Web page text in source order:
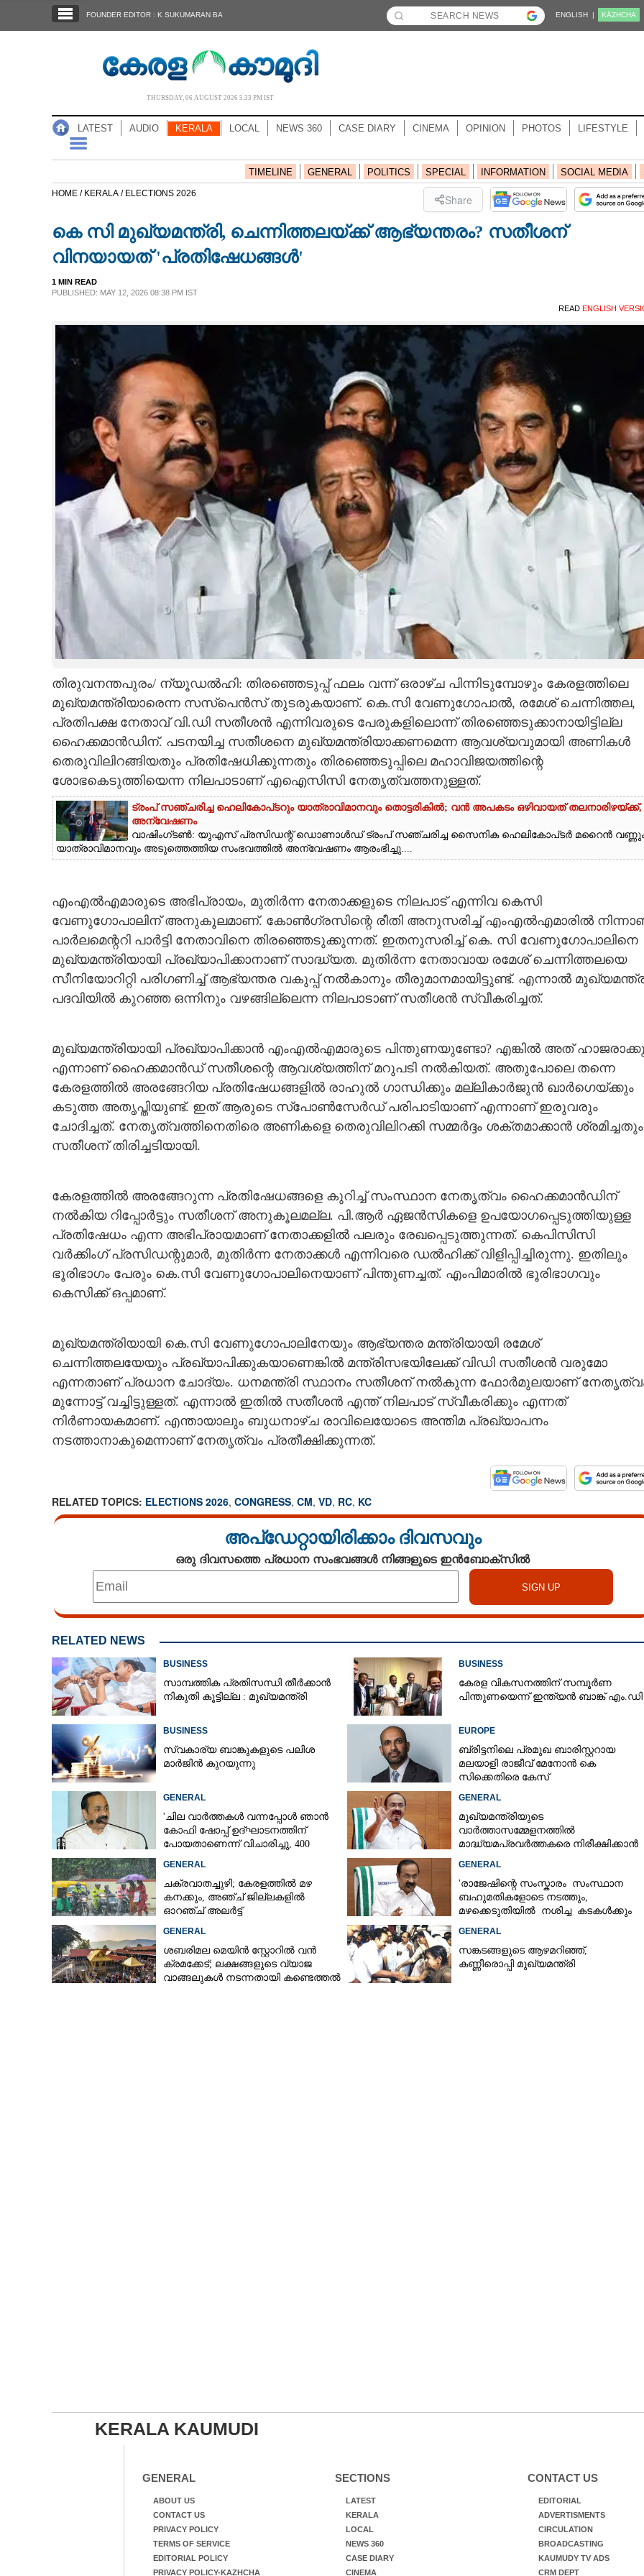
NOTIFIED NEWS
NEWS 360
CASE DIARY
SPIRITUAL
LITERATURE
FOUNDER EDITOR : K SUKUMARAN BA ENGLISH | KĀZHCHA
THURSDAY, 06 AUGUST 2026 5.33 PM IST
LATEST AUDIO KERALA LOCAL NEWS 360 CASE DIARY CINEMA OPINION PHOTOS LIFESTYLE
TIMELINE GENERAL POLITICS SPECIAL INFORMATION SOCIAL MEDIA
HOME / KERALA / ELECTIONS 2026 Share
കെ സി മുഖ്യമന്ത്രി, ചെന്നിത്തലയ്ക്ക് ആഭ്യന്തരം? സതീശന്
വിനയായത് 'പ്രതിഷേധങ്ങള്‍'
1 MIN READ
PUBLISHED: MAY 12, 2026 08:38 PM IST
READ ENGLISH
തിരുവനന്തപുരം/ ന്യൂഡല്‍ഹി: തിരഞ്ഞെടുപ്പ് ഫലം വന്ന് ഒരാഴ്ച പിന്നിടുമ്പോഴും കേരളത്തിലെ
മുഖ്യമന്ത്രിയാരെന്ന സസ്‌പെന്‍സ് തുടരുകയാണ്. കെ.സി വേണുഗോപാല്‍, രമേശ് ചെന്നിത്തല,
പ്രതിപക്ഷ നേതാവ് വി.ഡി സതീശന്‍ എന്നിവരുടെ പേരുകളിലൊന്ന് തിരഞ്ഞെടുക്കാനായിട്ടില്ല
ഹൈക്കമാന്‍ഡിന്. പടനയിച്ച സതീശനെ മുഖ്യമന്ത്രിയാക്കണമെന്ന ആവശ്യവുമായി അണികള്‍
തെരുവിലിറങ്ങിയതും പ്രതിഷേധിക്കുന്നതും തിരഞ്ഞെടുപ്പിലെ മഹാവിജയത്തിന്റെ
ശോഭകെടുത്തിയെന്ന നിലപാടാണ് എഐസിസി നേതൃത്വത്തനുള്ളത്.
ട്രംപ് സഞ്ചരിച്ച ഹെലികോപ്‌ടറും യാത്രാവിമാനവും തൊട്ടരികിൽ; വൻ അപകടം ഒഴിവായത് തലനാരിഴയ്‌ക്ക്,
അന്വേഷണം
വാഷിംഗ്‌ടൺ: യുഎസ് പ്രസിഡന്റ് ഡൊണാൾഡ് ട്രംപ് സഞ്ചരിച്ച സൈനിക ഹെലികോപ്‌ടർ മറൈൻ
യാത്രാവിമാനവും അടുത്തെത്തിയ സംഭവത്തിൽ അന്വേഷണം ആരംഭിച്ചു....
എംഎല്‍എമാരുടെ അഭിപ്രായം, മുതിര്‍ന്ന നേതാക്കളുടെ നിലപാട് എന്നിവ കെസി
വേണുഗോപാലിന് അനുകൂലമാണ്. കോണ്‍ഗ്രസിന്റെ രീതി അനുസരിച്ച് എംഎല്‍എമാരില്‍
പാര്‍ലമെന്ററി പാര്‍ട്ടി നേതാവിനെ തിരഞ്ഞെടുക്കുന്നത്. ഇതനുസരിച്ച് കെ. സി വേണുഗോപാലിനെ
മുഖ്യമന്ത്രിയായി പ്രഖ്യാപിക്കാനാണ് സാദ്ധ്യത. മുതിര്‍ന്ന നേതാവായ രമേശ് ചെന്നിത്തലയെ
സീനിയോറിറ്റി പരിഗണിച്ച് ആഭ്യന്തര വകുപ്പ് നല്‍കാനും തീരുമാനമായിട്ടുണ്ട്. എന്നാല്‍
പദവിയില്‍ കുറഞ്ഞ ഒന്നിനും വഴങ്ങില്ലെന്ന നിലപാടാണ് സതീശന്‍ സ്വീകരിച്ചത്.
മുഖ്യമന്ത്രിയായി പ്രഖ്യാപിക്കാന്‍ എംഎല്‍എമാരുടെ പിന്തുണയുണ്ടോ? എങ്കില്‍ അത്
എന്നാണ് ഹൈക്കമാന്‍ഡ് സതീശന്റെ ആവശ്യത്തിന് മറുപടി നല്‍കിയത്. അതുപോലെ തന്നെ
കേരളത്തില്‍ അരങ്ങേറിയ പ്രതിഷേധങ്ങളില്‍ രാഹുല്‍ ഗാന്ധിക്കും മല്ലികാര്‍ജുന്‍ ഖാര്‍ഗെയ്ക്കും
കടുത്ത അതൃപ്തിയുണ്ട്. ഇത് ആരുടെ സ്‌പോണ്‍സേര്‍ഡ് പരിപാടിയാണ് എന്നാണ് ഇരുവരും
ചോദിച്ചത്. നേതൃത്വത്തിനെതിരെ അണികളെ തെരുവിലിറക്കി സമ്മര്‍ദ്ദം ശക്തമാക്കാന്‍ ശ്രമിച്ചതും
സതീശന് തിരിച്ചടിയായി.
കേരളത്തില്‍ അരങ്ങേറുന്ന പ്രതിഷേധങ്ങളെ കുറിച്ച് സംസ്ഥാന നേതൃത്വം ഹൈക്കമാന്‍ഡിന്
നല്‍കിയ റിപ്പോര്‍ട്ടും സതീശന് അനുകൂലമല്ല. പി.ആര്‍ ഏജന്‍സികളെ ഉപയോഗപ്പെടുത്തിയുള്ള
പ്രതിഷേധം എന്ന അഭിപ്രായമാണ് നേതാക്കളില്‍ പലരും രേഖപ്പെടുത്തുന്നത്. കെപിസിസി
വര്‍ക്കിംഗ് പ്രസിഡന്റുമാര്‍, മുതിര്‍ന്ന നേതാക്കള്‍ എന്നിവരെ ഡല്‍ഹിക്ക് വിളിപ്പിച്ചിരുന്നു. ഇതിലും
ഭൂരിഭാഗം പേരും കെ.സി വേണുഗോപാലിനെയാണ് പിന്തുണച്ചത്. എംപിമാരില്‍ ഭൂരിഭാഗവും
കെസിക്ക് ഒപ്പമാണ്.
മുഖ്യമന്ത്രിയായി കെ.സി വേണുഗോപാലിനേയും ആഭ്യന്തര മന്ത്രിയായി രമേശ്
ചെന്നിത്തലയേയും പ്രഖ്യാപിക്കുകയാണെങ്കില്‍ മന്ത്രിസഭയിലേക്ക് വിഡി സതീശന്‍ വരുമോ
എന്നതാണ് പ്രധാന ചോദ്യം. ധനമന്ത്രി സ്ഥാനം സതീശന് നല്‍കുന്ന ഫോര്‍മുലയാണ്
മുന്നോട്ട് വച്ചിട്ടുള്ളത്. എന്നാല്‍ ഇതില്‍ സതീശന്‍ എന്ത് നിലപാട് സ്വീകരിക്കും എന്നത്
നിര്‍ണായകമാണ്. എന്തായാലും ബുധനാഴ്ച രാവിലെയോടെ അന്തിമ പ്രഖ്യാപനം
നടത്താനാകുമെന്നാണ് നേതൃത്വം പ്രതീക്ഷിക്കുന്നത്.
RELATED TOPICS: ELECTIONS 2026, CONGRESS, CM, VD, RC, KC
അപ്ഡേറ്റായിരിക്കാം ദിവസവും
ഒരു ദിവസത്തെ പ്രധാന സംഭവങ്ങൾ നിങ്ങളുടെ ഇൻബോക്സിൽ
RELATED NEWS
BUSINESS
സാമ്പത്തിക പ്രതിസന്ധി തീർക്കാൻ
നികുതി കൂട്ടില്ല : മുഖ്യമന്ത്രി
BUSINESS
കേരള വികസനത്തിന് സമ്പൂർണ
പിന്തുണയെന്ന് ഇന്ത്യൻ ബാങ്ക് എം.ഡി
BUSINESS
സ്വകാര്യ ബാങ്കുകളുടെ പലിശ
മാർജിൻ കുറയുന്നു
EUROPE
ബ്രിട്ടനിലെ പ്രമുഖ ബാരിസ്റ്ററായ
മലയാളി രാജീവ് മേനോൻ കെ
സിക്കെതിരെ കേസ്
GENERAL
'ചില വാർത്തകൾ വന്നപ്പോൾ ഞാൻ
കോഫി ഷോപ്പ് ഉദ്ഘാടനത്തിന്
പോയതാണെന്ന് വിചാരിച്ചു, 400
GENERAL
മുഖ്യമന്ത്രിയുടെ
വാർത്താസമ്മേളനത്തിൽ
മാദ്ധ്യമപ്രവർത്തകരെ നിരീക്ഷിക്കാൻ
GENERAL
ചക്രവാതച്ചുഴി; കേരളത്തിൽ മഴ
കനക്കും, അഞ്ച് ജില്ലകളിൽ
ഓറഞ്ച് അലർട്ട്
GENERAL
'രാജേഷിന്റെ സംസ്കാരം സംസ്ഥാന
ബഹുമതികളോടെ നടത്തും,
മഴക്കെടുതിയിൽ നശിച്ച കടകൾക്കും
GENERAL
ശബരിമല മെയിൻ സ്റ്റോറിൽ വൻ
ക്രമക്കേട്; ലക്ഷങ്ങളുടെ വ്യാജ
വാങ്ങലുകൾ നടന്നതായി കണ്ടെത്തൽ
GENERAL
സങ്കടങ്ങളുടെ ആഴമറിഞ്ഞ്,
കണ്ണീരൊപ്പി മുഖ്യമന്ത്രി
KERALA KAUMUDI
GENERAL
ABOUT US
CONTACT US
PRIVACY POLICY
TERMS OF SERVICE
EDITORIAL POLICY
PRIVACY POLICY-KAZHCHA
SECTIONS
LATEST
KERALA
LOCAL
NEWS 360
CASE DIARY
CINEMA
CONTACT US
EDITORIAL
ADVERTISMENTS
CIRCULATION
BROADCASTING
KAUMUDY TV ADS
CRM DEPT
കെ സി മുഖ്യമന്ത്രി, ചെന്നിത്തലയ്ക്ക്
ആഭ്യന്തരം? സതീശന് വിനയായത്
'പ്രതിഷേധങ്ങള്‍'